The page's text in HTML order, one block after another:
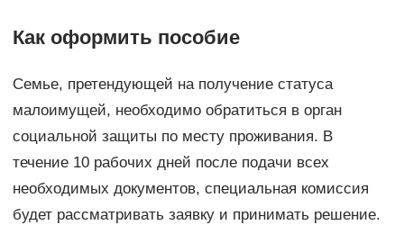
Как оформить пособие
Семье, претендующей на получение статуса
малоимущей, необходимо обратиться в орган
социальной защиты по месту проживания. В
течение 10 рабочих дней после подачи всех
необходимых документов, специальная комиссия
будет рассматривать заявку и принимать решение.